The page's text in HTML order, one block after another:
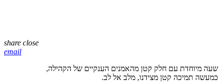
share close
email
שעה מיוחדת עם חלק קטן מהאמנים הענקיים של הקהילה,
כמעשה תמיכה קטן מצידנו, מלב אל לב.